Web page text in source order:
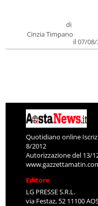
di
Cinzia Timpano
il 07/
Quotidiano online
8/2012
Autorizzazione del 13/
Editore
LG PRESSE S.R.L.
via Festaz, 52 11100